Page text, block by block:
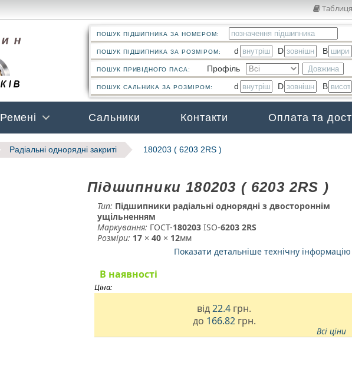
ПОШУК ПІДШИПНИКА ЗА НОМЕРОМ:
ПОШУК ПІДШИПНИКА ЗА РОЗМІРОМ: d D B
ПОШУК ПРИВІДНОГО ПАСА: Профіль
ПОШУК САЛЬНИКА ЗА РОЗМІРОМ: d D B
Ремені Сальники Контакти Оплата та
Радіальні однорядні закриті 180203 ( 6203 2RS )
Підшипники 180203 ( 6203 2RS )
Тип: Підшипники радіальні однорядні з двостороннім
ущільненням
Маркування: ГОСТ-180203­ ISO-6203 2RS
Розміри: 17× 40× 12мм
Показати детальніше технічну інформацію
В наявності
Ціна:
від22.4 грн.
до 166.82 грн.
Всі ціни